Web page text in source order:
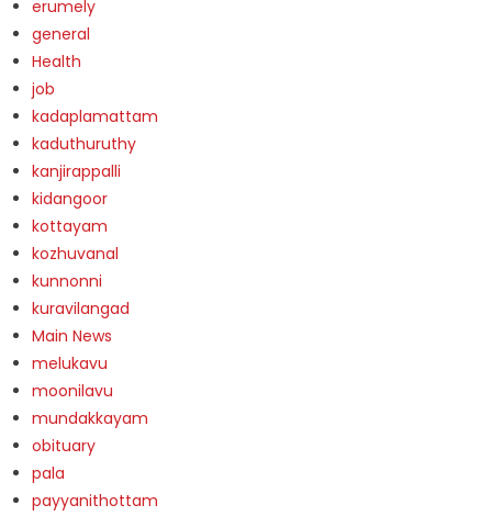
erumely
general
Health
job
kadaplamattam
kaduthuruthy
kanjirappalli
kidangoor
kottayam
kozhuvanal
kunnonni
kuravilangad
Main News
melukavu
moonilavu
mundakkayam
obituary
pala
payyanithottam